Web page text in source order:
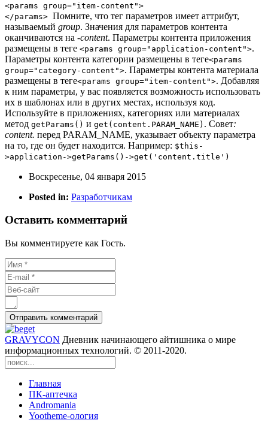
<params group="item-content">
</params> Помните, что тег параметров имеет аттрибут,
называемый group. Значения для параметров контента
оканчиваются на -content. Параметры контента приложения
размещены в теге <params group="application-content">.
Параметры контента категории размещены в теге<params
group="category-content">. Параметры контента материала
размещены в теге<params group="item-content">. Добавляя
к ним параметры, у вас появляется возможность использовать
их в шаблонах или в других местах, используя код.
Используйте в приложениях, категориях или материалах
метод getParams() и get(content.PARAM_NAME) . Совет:
content. перед PARAM_NAME, указывает объекту параметра
на то, где он будет находится. Например: $this-
>application->getParams()->get('content.title')
Воскресенье, 04 января 2015
Posted in: Разработчикам
Оставить комментарий
Вы комментируете как Гость.
GRAVYCON Дневник начинающего айтишника о мире
информационных технологий. © 2011-2020.
Главная
ПК-аптечка
Andromania
Yootheme-ология